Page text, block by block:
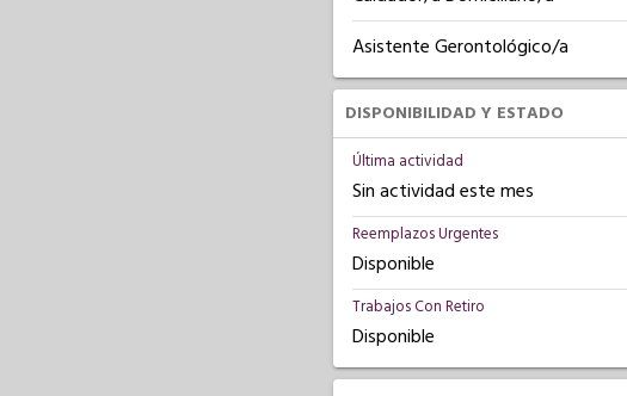
Asistente Gerontológico/a
DISPONIBILIDAD Y ESTADO
Última actividad
Sin actividad este mes
Reemplazos Urgentes
Disponible
Trabajos Con Retiro
Disponible